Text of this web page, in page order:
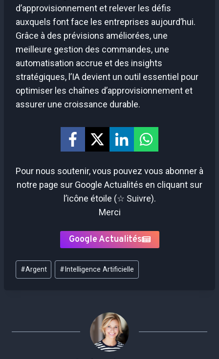
d’approvisionnement et relever les défis
auxquels font face les entreprises aujourd’hui.
Grâce à des prévisions améliorées, une
meilleure gestion des commandes, une
automatisation accrue et des insights
stratégiques, l’IA devient un outil essentiel pour
optimiser les chaînes d’approvisionnement et
assurer une croissance durable.
Pour nous soutenir, vous pouvez vous abonner à
notre page sur Google Actualités en cliquant sur
l’icône étoile (☆ Suivre).
Merci
Google Actualités
Étiquettes
de
#Argent # Intelligence Artificielle